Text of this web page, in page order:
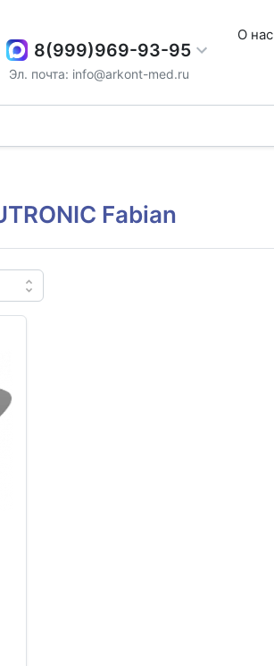
8(999)969-93-95
Эл. почта: info@arkont-med.ru
О нас
Fabian